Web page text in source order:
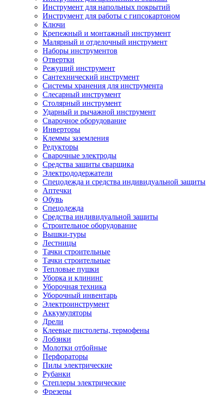
Инструмент для напольных покрытий
Инструмент для работы с гипсокартоном
Ключи
Крепежный и монтажный инструмент
Малярный и отделочный инструмент
Наборы инструментов
Отвертки
Режущий инструмент
Сантехнический инструмент
Системы хранения для инструмента
Слесарный инструмент
Столярный инструмент
Ударный и рычажной инструмент
Сварочное оборудование
Инверторы
Клеммы заземления
Редукторы
Сварочные электроды
Средства защиты сварщика
Электрододержатели
Спецодежда и средства индивидуальной защиты
Аптечки
Обувь
Спецодежда
Средства индивидуальной защиты
Строительное оборудование
Вышки-туры
Лестницы
Тачки строительные
Тачки строительные
Тепловые пушки
Уборка и клининг
Уборочная техника
Уборочный инвентарь
Электроинструмент
Аккумуляторы
Дрели
Клеевые пистолеты, термофены
Лобзики
Молотки отбойные
Перфораторы
Пилы электрические
Рубанки
Степлеры электрические
Фрезеры